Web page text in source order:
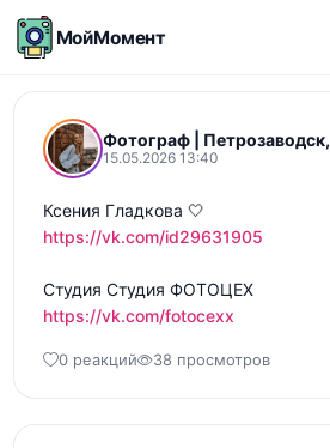
МойМомент
Фотограф |
15.05.2026 13:40
https://vk.com/id29631905
Студия Студия ФОТОЦЕХ
https://vk.com/fotocexx
0 реакций 38 просмотров